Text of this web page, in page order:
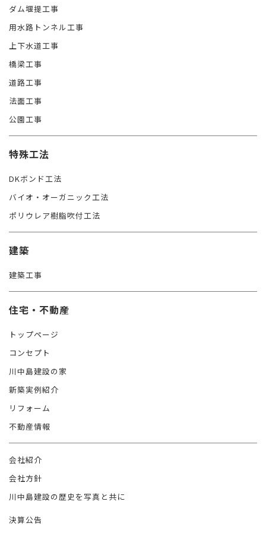
ダム堰提工事
用水路トンネル工事
上下水道工事
橋梁工事
道路工事
法面工事
公園工事
特殊工法
DKボンド工法
バイオ・オーガニック工法
ポリウレア樹脂吹付工法
建築
建築工事
住宅・不動産
トップページ
コンセプト
川中島建設の家
新築実例紹介
リフォーム
不動産情報
会社紹介
会社方針
川中島建設の歴史を写真と共に
決算公告